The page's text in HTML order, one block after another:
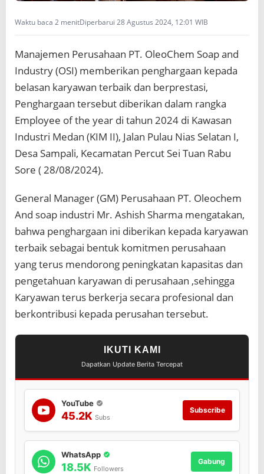
a
k
e
a
d
b
e
a
s
a
k
r
y
a
w
a
n
t
r
b
i
n
p
r
e
s
t
a
Waktu baca 2 menitDiperbarui 28 Agustus 2024, 12:01 WIB
Manajemen Perusahaan PT. OleoChem Soap and
Industry (OSI) memberikan penghargaan kepada
belasan karyawan terbaik dan berprestasi,
Penghargaan tersebut diberikan dalam rangka
Employee of the year di tahun 2024 di Kawasan
Industri Medan (KIM II), Jalan Pulau Nias Selatan I,
Desa Sampali, Kecamatan Percut Sei Tuan Rabu
Sore ( 28/08/2024).
General Manager (GM) Perusahaan PT. Oleochem
And soap industri Mr. Ashish Sharma mengatakan,
bahwa penghargaan ini diberikan kepada karyawan
terbaik sebagai bentuk komitmen perusahaan
yang terus mendorong peningkatan kapasitas dan
pengetahuan karyawan di perusahaan ,sehingga
Karyawan terus berkerja secara profesional dan
berkontribusi kepada perusahan tersebut.
IKUTI KAMI
Dapatkan Update Berita Tercepat
YouTube
45.2K Subs
Subscribe
WhatsApp
18.5K Followers
Gabung